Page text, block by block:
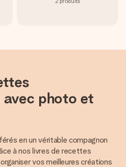
avec photo et
en un véritable compagnon
à nos livres de recettes
vos meilleures créations